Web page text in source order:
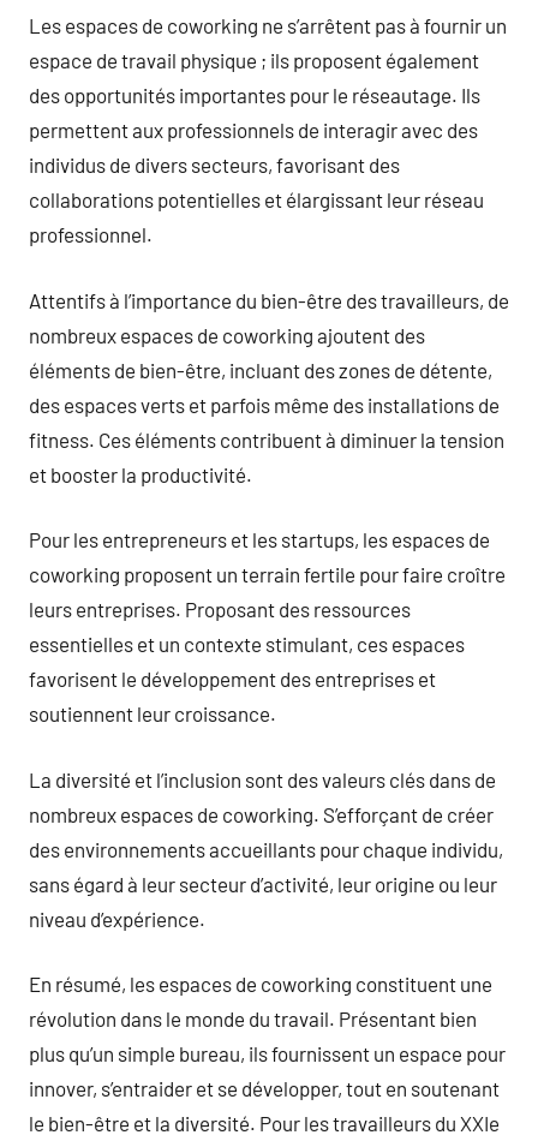
Les espaces de coworking ne s’arrêtent pas à fournir un
espace de travail physique ; ils proposent également
des opportunités importantes pour le réseautage. Ils
permettent aux professionnels de interagir avec des
individus de divers secteurs, favorisant des
collaborations potentielles et élargissant leur réseau
professionnel.
Attentifs à l’importance du bien-être des travailleurs, de
nombreux espaces de coworking ajoutent des
éléments de bien-être, incluant des zones de détente,
des espaces verts et parfois même des installations de
fitness. Ces éléments contribuent à diminuer la tension
et booster la productivité.
Pour les entrepreneurs et les startups, les espaces de
coworking proposent un terrain fertile pour faire croître
leurs entreprises. Proposant des ressources
essentielles et un contexte stimulant, ces espaces
favorisent le développement des entreprises et
soutiennent leur croissance.
La diversité et l’inclusion sont des valeurs clés dans de
nombreux espaces de coworking. S’efforçant de créer
des environnements accueillants pour chaque individu,
sans égard à leur secteur d’activité, leur origine ou leur
niveau d’expérience.
En résumé, les espaces de coworking constituent une
révolution dans le monde du travail. Présentant bien
plus qu’un simple bureau, ils fournissent un espace pour
innover, s’entraider et se développer, tout en soutenant
le bien-être et la diversité. Pour les travailleurs du XXIe